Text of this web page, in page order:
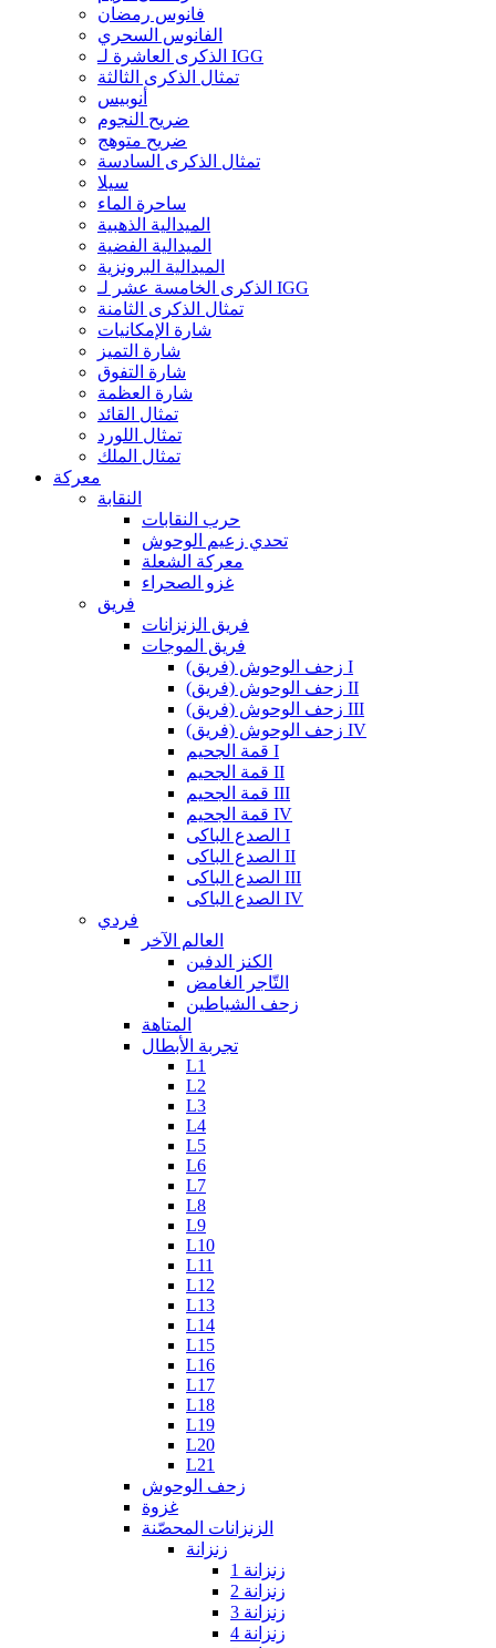
فانوس رمضان
الفانوس السحري
الذكرى العاشرة لـ IGG
تمثال الذكرى الثالثة
أنوبيس
ضريح النجوم
ضريح متوهج
تمثال الذكرى السادسة
سيلا
ساحرة الماء
الميدالية الذهبية
الميدالية الفضية
الميدالية البرونزية
الذكرى الخامسة عشر لـ IGG
تمثال الذكرى الثامنة
شارة الإمكانيات
شارة التميز
شارة التفوق
شارة العظمة
تمثال القائد
تمثال اللورد
تمثال الملك
معركة
النقابة
حرب النقابات
تحدي زعيم الوحوش
معركة الشعلة
غزو الصحراء
فريق
فريق الزنزانات
فريق الموجات
زحف الوحوش (فريق) I
زحف الوحوش (فريق) II
زحف الوحوش (فريق) III
زحف الوحوش (فريق) IV
قمة الجحيم I
قمة الجحيم II
قمة الجحيم III
قمة الجحيم IV
الصدع الباكى I
الصدع الباكى II
الصدع الباكى III
الصدع الباكى IV
فردي
العالم الآخر
الكنز الدفين
التّاجر الغامض
زحف الشياطين
المتاهة
تجربة الأبطال
L1
L2
L3
L4
L5
L6
L7
L8
L9
L10
L11
L12
L13
L14
L15
L16
L17
L18
L19
L20
L21
زحف الوحوش
غزوة
الزنزانات المحصّنة
زنزانة
زنزانة 1
زنزانة 2
زنزانة 3
زنزانة 4